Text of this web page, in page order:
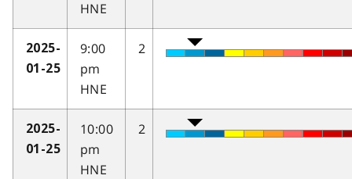
HNE
2025-
01-25
9:00
pm
HNE
2
2025-
01-25
10:00
pm
HNE
2